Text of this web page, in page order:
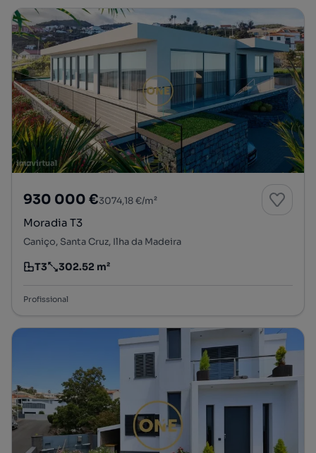
930 000 €3074,18 €/m²
Moradia T3
Caniço, Santa Cruz, Ilha da Madeira
Tipologia
T3
Preço por metro quadrado
302.52 m²
Profissional